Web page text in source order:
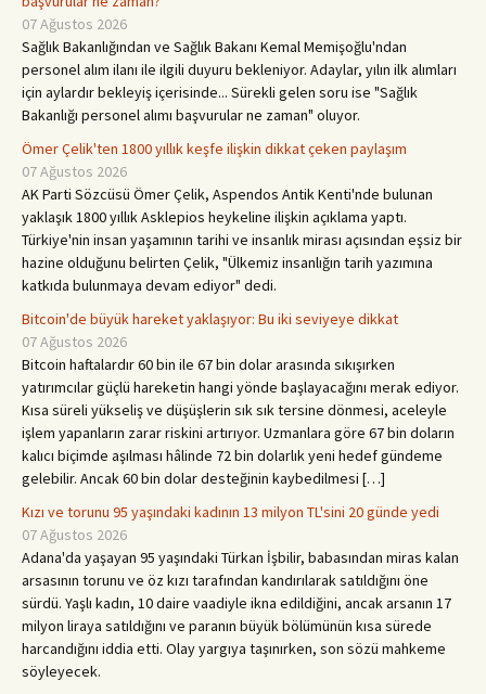
07 Ağustos 2026
Sağlık Bakanlığından ve Sağlık Bakanı Kemal Memişoğlu'ndan
personel alım ilanı ile ilgili duyuru bekleniyor. Adaylar, yılın ilk alımları
için aylardır bekleyiş içerisinde... Sürekli gelen soru ise "Sağlık
Bakanlığı personel alımı başvurular ne zaman" oluyor.
Ömer Çelik'ten 1800 yıllık keşfe ilişkin dikkat çeken paylaşım
07 Ağustos 2026
AK Parti Sözcüsü Ömer Çelik, Aspendos Antik Kenti'nde bulunan
yaklaşık 1800 yıllık Asklepios heykeline ilişkin açıklama yaptı.
Türkiye'nin insan yaşamının tarihi ve insanlık mirası açısından eşsiz bir
hazine olduğunu belirten Çelik, "Ülkemiz insanlığın tarih yazımına
katkıda bulunmaya devam ediyor" dedi.
Bitcoin'de büyük hareket yaklaşıyor: Bu iki seviyeye dikkat
07 Ağustos 2026
Bitcoin haftalardır 60 bin ile 67 bin dolar arasında sıkışırken
yatırımcılar güçlü hareketin hangi yönde başlayacağını merak ediyor.
Kısa süreli yükseliş ve düşüşlerin sık sık tersine dönmesi, aceleyle
işlem yapanların zarar riskini artırıyor. Uzmanlara göre 67 bin doların
kalıcı biçimde aşılması hâlinde 72 bin dolarlık yeni hedef gündeme
gelebilir. Ancak 60 bin dolar desteğinin kaybedilmesi […]
Kızı ve torunu 95 yaşındaki kadının 13 milyon TL'sini 20 günde yedi
07 Ağustos 2026
Adana'da yaşayan 95 yaşındaki Türkan İşbilir, babasından miras kalan
arsasının torunu ve öz kızı tarafından kandırılarak satıldığını öne
sürdü. Yaşlı kadın, 10 daire vaadiyle ikna edildiğini, ancak arsanın 17
milyon liraya satıldığını ve paranın büyük bölümünün kısa sürede
harcandığını iddia etti. Olay yargıya taşınırken, son sözü mahkeme
söyleyecek.